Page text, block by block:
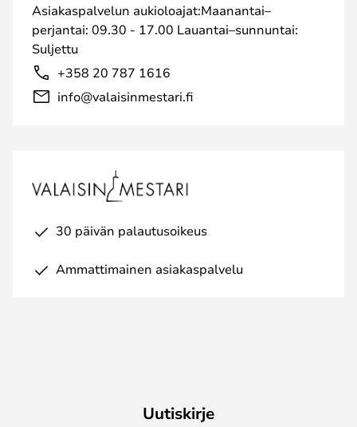
Asiakaspalvelun aukioloajat:Maanantai–
perjantai: 09.30 - 17.00 Lauantai–sunnuntai:
Suljettu
+358 20 787 1616
info@valaisinmestari.fi
30 päivän palautusoikeus
Ammattimainen asiakaspalvelu
Uutiskirje